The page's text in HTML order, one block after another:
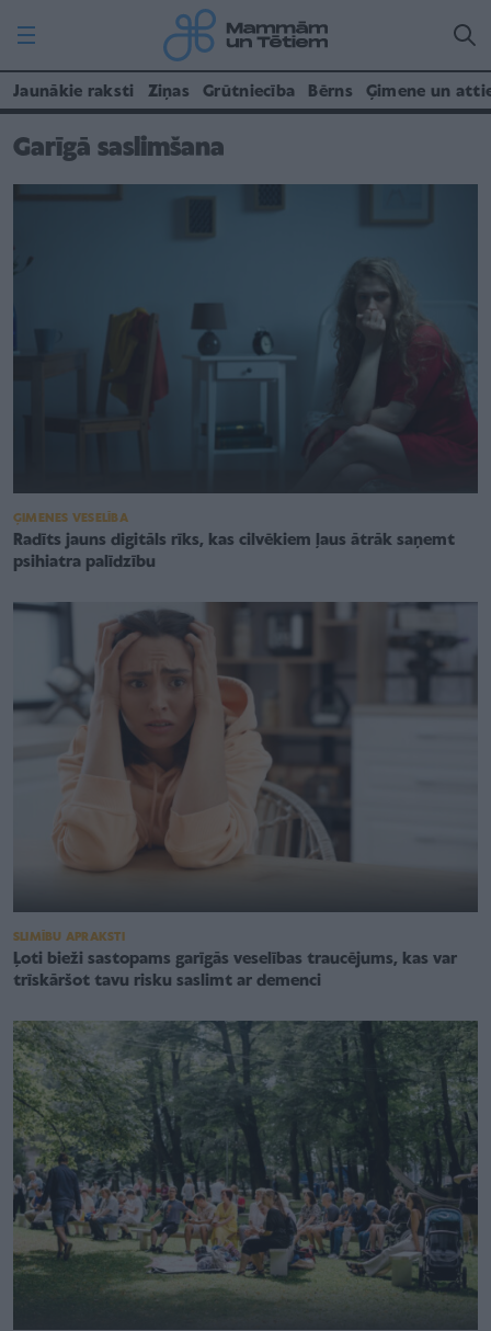
Jaunākie raksti Ziņas Grūtniecība Bērns Ģimene un
Garīgā saslimšana
ĢIMENES VESELĪBA
Radīts jauns digitāls rīks, kas cilvēkiem ļaus ātrāk saņemt
psihiatra palīdzību
SLIMĪBU APRAKSTI
Ļoti bieži sastopams garīgās veselības traucējums, kas var
trīskāršot tavu risku saslimt ar demenci